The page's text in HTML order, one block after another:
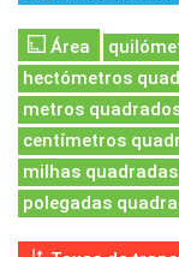
Área
hectómetros
metros
centímetros
milhas quadradas
polegadas